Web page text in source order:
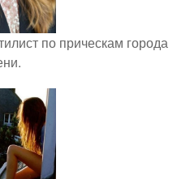
по прическам города